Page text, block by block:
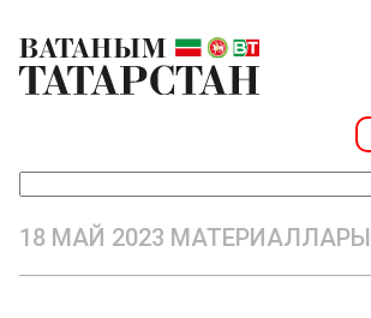
18 МАЙ 2023 МАТЕРИАЛЛАРЫ